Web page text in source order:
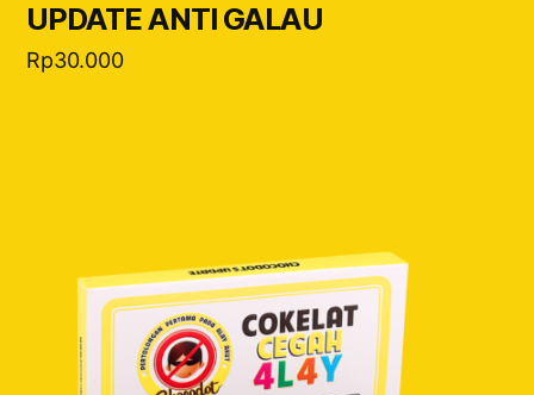
UPDATE ANTI GALAU
Rp30.000